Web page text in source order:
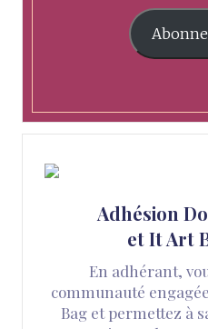
Adhésion
et It Art
En adhérant,
communauté
Bag et permettez à